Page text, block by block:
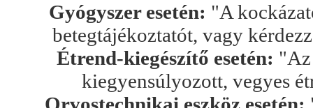
Gyógyszer esetén: "A
betegtájékoztatót, vagy
Étrend-kiegészítő esetén: "Az
kiegyensúlyozott, vegyes